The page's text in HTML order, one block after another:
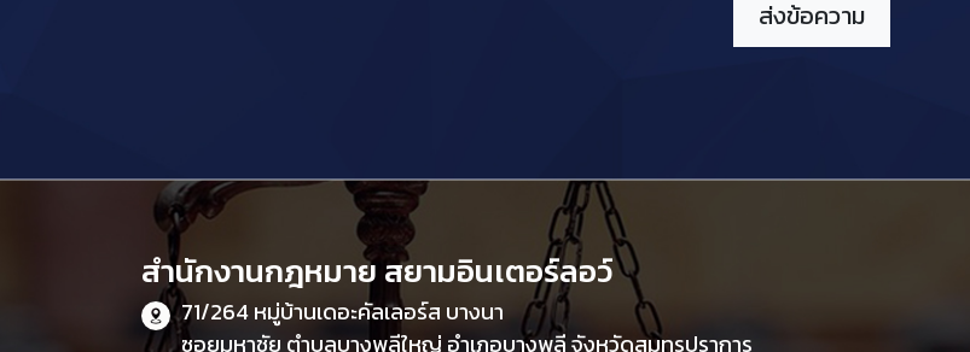
สำนักงานกฎหมาย สยามอินเตอร์ลอว์
71/264 หมู่บ้านเดอะคัลเลอร์ส บางนา
ซอยมหาชัย ตำบลบางพลีใหญ่ อำเภอบางพลี จังหวัดสมุทรปราการ